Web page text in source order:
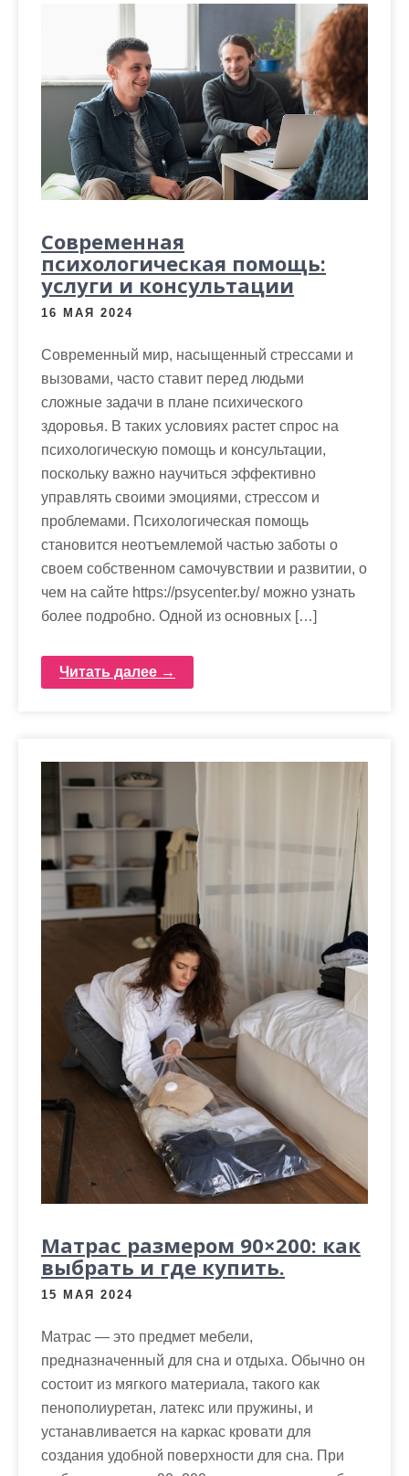
Современная
психологическая помощь:
услуги и консультации
16 МАЯ 2024
Современный мир, насыщенный стрессами и
вызовами, часто ставит перед людьми
сложные задачи в плане психического
здоровья. В таких условиях растет спрос на
психологическую помощь и консультации,
поскольку важно научиться эффективно
управлять своими эмоциями, стрессом и
проблемами. Психологическая помощь
становится неотъемлемой частью заботы о
своем собственном самочувствии и развитии, о
чем на сайте https://psycenter.by/ можно узнать
более подробно. Одной из основных […]
Читать далее →
Матрас размером 90×200: как
выбрать и где купить.
15 МАЯ 2024
Матрас — это предмет мебели,
предназначенный для сна и отдыха. Обычно он
состоит из мягкого материала, такого как
пенополиуретан, латекс или пружины, и
устанавливается на каркас кровати для
создания удобной поверхности для сна. При